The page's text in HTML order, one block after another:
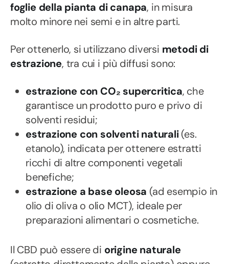
foglie della pianta di canapa, in misura
molto minore nei semi e in altre parti.
Per ottenerlo, si utilizzano diversi metodi di
estrazione, tra cui i più diffusi sono:
estrazione con CO₂ supercritica, che
garantisce un prodotto puro e privo di
solventi residui;
estrazione con solventi naturali(es.
etanolo), indicata per ottenere estratti
ricchi di altre componenti vegetali
benefiche;
estrazione a base oleosa (ad esempio in
olio di oliva o olio MCT), ideale per
preparazioni alimentari o cosmetiche.
Il CBD può essere di origine naturale